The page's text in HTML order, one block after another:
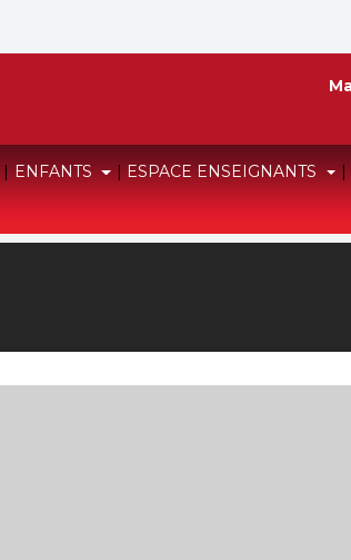
| ENFANTS | ESPACE ENSEIGNANTS |